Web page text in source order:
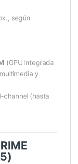
según
(GPU integrada
y
channel (hasta